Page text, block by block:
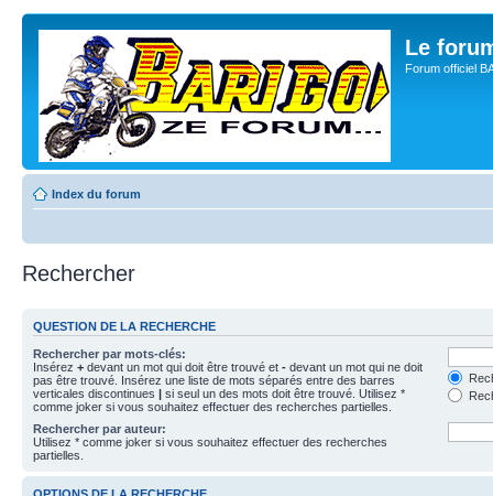
Le
Forum officiel
Index du forum
Rechercher
QUESTION DE LA RECHERCHE
Rechercher par mots-clés:
Insérez + devant un mot qui doit être trouvé et - devant un mot qui ne doit
pas être trouvé. Insérez une liste de mots séparés entre des barres
verticales discontinues | si seul un des mots doit être trouvé. Utilisez *
comme joker si vous souhaitez effectuer des recherches partielles.
Rechercher par auteur:
Utilisez * comme joker si vous souhaitez effectuer des recherches
partielles.